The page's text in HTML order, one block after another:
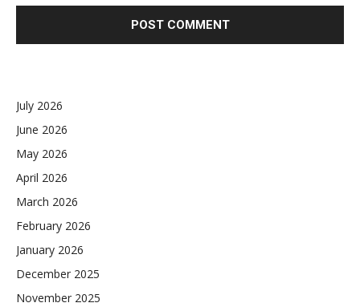
July 2026
June 2026
May 2026
April 2026
March 2026
February 2026
January 2026
December 2025
November 2025